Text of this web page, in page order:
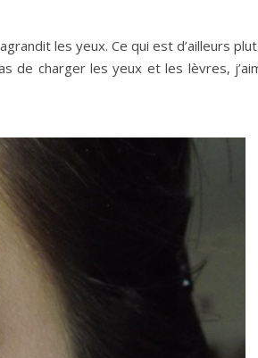
les yeux. Ce qui est d’ailleurs
de charger les yeux et les lèvres,